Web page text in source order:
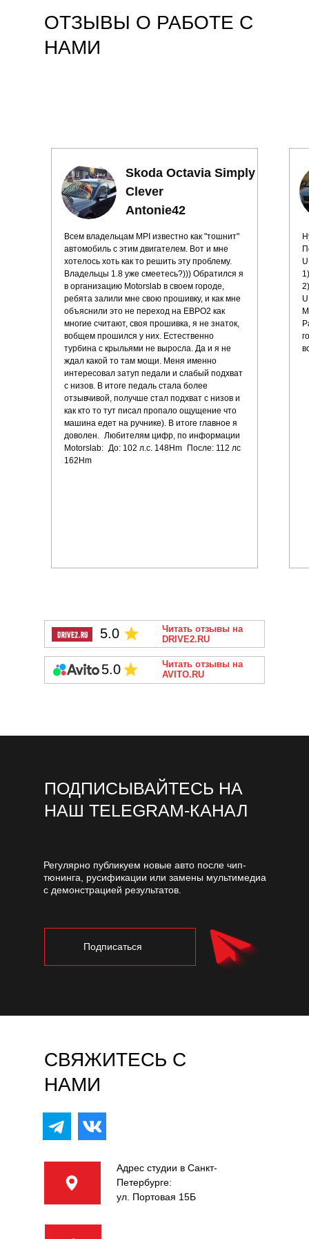
ОТЗЫВЫ О РАБОТЕ С
НАМИ
Skoda Octavia Simply
Clever
Antonie42
Всем владельцам MPI известно как "тошнит"
автомобиль с этим двигателем. Вот и мне
хотелось хоть как то решить эту проблему.
Владельцы 1.8 уже смеетесь?))) Обратился я
в организацию Motorslab в своем городе,
ребята залили мне свою прошивку, и как мне
объяснили это не переход на ЕВРО2 как
многие считают, своя прошивка, я не знаток,
вобщем прошился у них. Естественно
турбина с крыльями не выросла. Да и я не
ждал какой то там мощи. Меня именно
интересовал затуп педали и слабый подхват
с низов. В итоге педаль стала более
отзывчивой, получше стал подхват с низов и
как кто то тут писал пропало ощущение что
машина едет на ручнике). В итоге главное я
доволен. Любителям цифр, по информации
Motorslab: До: 102 л.с. 148Hm После: 112 лс
162Hm
5.0
5.0
Читать отзывы на
DRIVE2.RU
Читать отзывы на
AVITO.RU
Подписаться
ПОДПИСЫВАЙТЕСЬ НА
НАШ TELEGRAM-КАНАЛ
Регулярно публикуем новые авто после чип-
тюнинга, русификации или замены мультимедиа
с демонстрацией результатов.
СВЯЖИТЕСЬ С
НАМИ
Адрес студии в Санкт-
Петербурге:
ул. Портовая 15Б